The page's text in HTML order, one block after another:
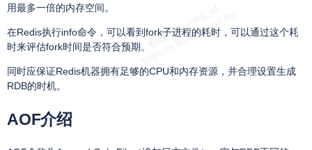
用最多一倍的内存空间。
在Redis执行info命令，可以看到fork子进程的耗时，可以通过这个耗
时来评估fork时间是否符合预期。
同时应保证Redis机器拥有足够的CPU和内存资源，并合理设置生成
RDB的时机。
AOF介绍